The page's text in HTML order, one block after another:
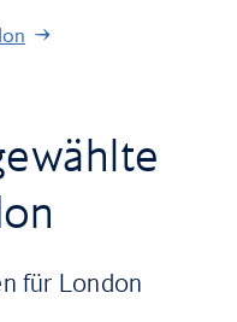
für London